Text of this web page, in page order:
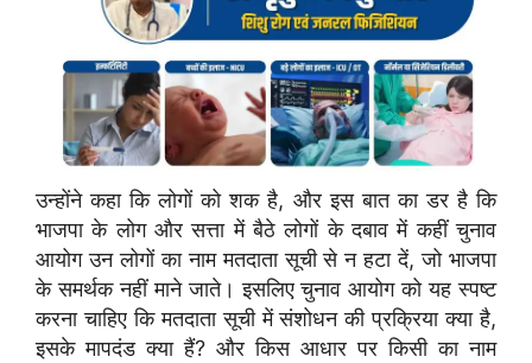
उन्होंने कहा कि लोगों को शक है, और इस बात का डर है कि
भाजपा के लोग और सत्ता में बैठे लोगों के दबाव में कहीं चुनाव
आयोग उन लोगों का नाम मतदाता सूची से न हटा दें, जो भाजपा
के समर्थक नहीं माने जाते। इसलिए चुनाव आयोग को यह स्पष्ट
करना चाहिए कि मतदाता सूची में संशोधन की प्रक्रिया क्या है,
इसके मापदंड क्या हैं? और किस आधार पर किसी का नाम